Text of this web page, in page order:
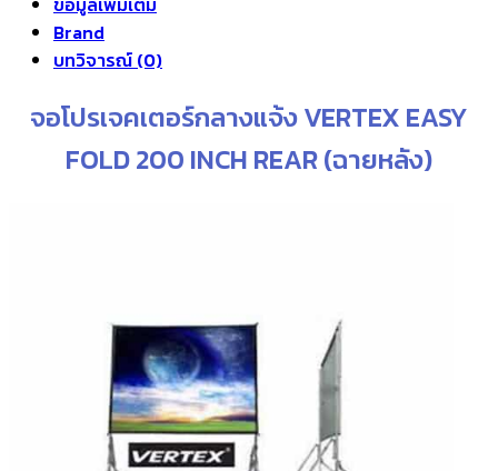
Brand
บทวิจารณ์ (0)
จอโปรเจคเตอร์กลางแจ้ง VERTEX EASY
FOLD 200 INCH REAR (ฉายหลัง)